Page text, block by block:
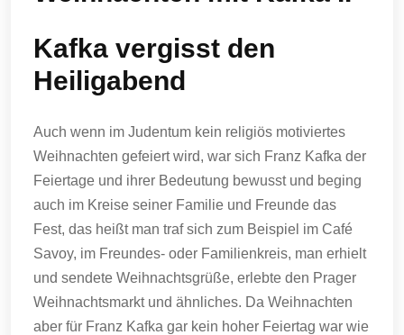
Kafka vergisst den
Heiligabend
Auch wenn im Judentum kein religiös motiviertes
Weihnachten gefeiert wird, war sich Franz Kafka der
Feiertage und ihrer Bedeutung bewusst und beging
auch im Kreise seiner Familie und Freunde das
Fest, das heißt man traf sich zum Beispiel im Café
Savoy, im Freundes- oder Familienkreis, man erhielt
und sendete Weihnachtsgrüße, erlebte den Prager
Weihnachtsmarkt und ähnliches. Da Weihnachten
aber für Franz Kafka gar kein hoher Feiertag war wie